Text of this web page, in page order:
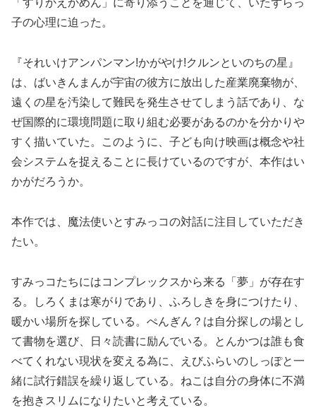
「すりかえかめん」に寄り添うことを通じて、いたずらっ
子の心理に迫った。
『それいけアンパンマン!かがやけ!クルンといのちの星』
は、ばいきんまんが宇宙の彼方に放出した産業廃棄物が、
遠くの星を汚染して難民を発生させてしまう話であり、な
ぜ国際的に環境問題に取り組む必要があるのかを分かりや
すく描いていた。このように、子ども向け映画は概念や社
会システムを捉えることに長けているのですが、本作はい
かがだろうか。
本作では、魔法使いとすみっコの対話に注目していただき
たい。
すみっコたちにはコンプレックスから来る「夢」が存在す
る。しろくまは寒がりであり、ふろしきを身につけたり、
暖かい場所を探している。ぺんぎん？は自分探しの場とし
て書物を選び、日々読書に励んでいる。とんかつは誰も食
べてくれない現状を変える為に、えびふらいのしっぽと一
緒に試行錯誤を繰り返している。ねこは自分の身体に不満
を抱きスリムになりたいと考えている。